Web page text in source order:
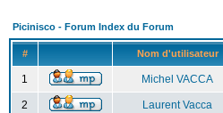
Picinisco - Forum Index du Forum
# Nom d'utilisateur
1 Michel VACCA
2 Laurent Vacca